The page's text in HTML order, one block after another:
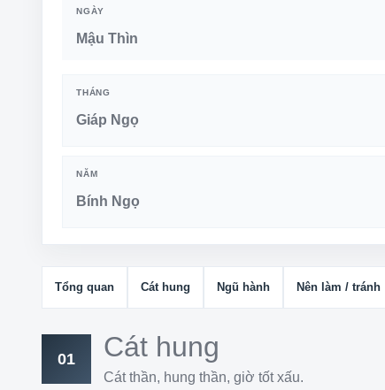
NGÀY
Mậu Thìn
THÁNG
Giáp Ngọ
NĂM
Bính Ngọ
Tổng quan Cát hung Ngũ hành Nên làm / tránh
01 Cát hung
Cát thần, hung thần, giờ tốt xấu.